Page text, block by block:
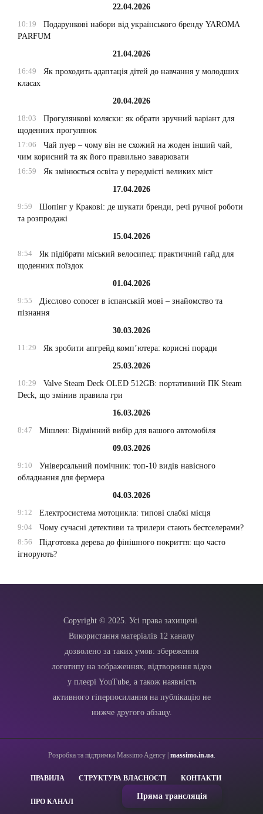
22.04.2026
10:19
Подарункові набори від українського бренду YAROMA
PARFUM
21.04.2026
16:49
Як проходить адаптація дітей до навчання у молодших
класах
20.04.2026
18:03
Прогулянкові коляски: як обрати зручний варіант для
щоденних прогулянок
17:06
Чай пуер – чому він не схожий на жоден інший чай,
чим корисний та як його правильно заварювати
16:59
Як змінюється освіта у передмісті великих міст
17.04.2026
9:59
Шопінг у Кракові: де шукати бренди, речі ручної роботи
та розпродажі
15.04.2026
8:54
Як підібрати міський велосипед: практичний гайд для
щоденних поїздок
01.04.2026
9:55
Дієслово conocer в іспанській мові – знайомство та
пізнання
30.03.2026
11:29
Як зробити апгрейд комп’ютера: корисні поради
25.03.2026
10:29
Valve Steam Deck OLED 512GB: портативний ПК Steam
Deck, що змінив правила гри
16.03.2026
8:47
Мішлен: Відмінний вибір для вашого автомобіля
09.03.2026
9:10
Універсальний помічник: топ-10 видів навісного
обладнання для фермера
04.03.2026
9:12
Електросистема мотоцикла: типові слабкі місця
9:04
Чому сучасні детективи та трилери стають бестселерами?
8:56
Підготовка дерева до фінішного покриття: що часто
ігнорують?
Copyright © 2025. Усі права захищені.
Використання матеріалів 12 каналу
дозволено за таких умов: збереження
логотипу на зображеннях, відтворення відео
у плеєрі YouTube, а також наявність
активного гіперпосилання на публікацію не
нижче другого абзацу.
Розробка та підтримка Massimo Agency | massimo.in.ua.
ПРАВИЛА СТРУКТУРА ВЛАСНОСТІ КОНТАКТИ
ПРО КАНАЛ
Пряма трансляція